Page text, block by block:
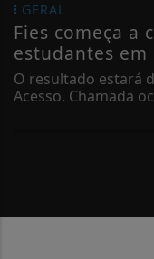
GERAL
Fies começa a
estudantes
O resultado estará
Acesso. Chamada